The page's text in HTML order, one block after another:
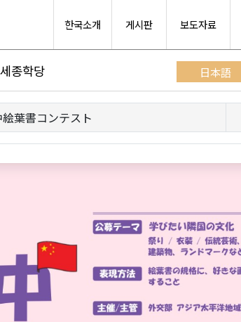
한국소개 게시판 보도자료
세종학당 日本語
葉書コンテスト